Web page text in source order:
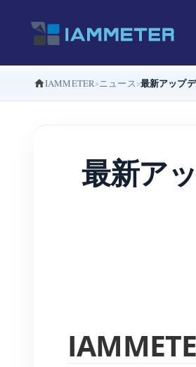
IAMMETER ニュース 最新アップ
最新ア